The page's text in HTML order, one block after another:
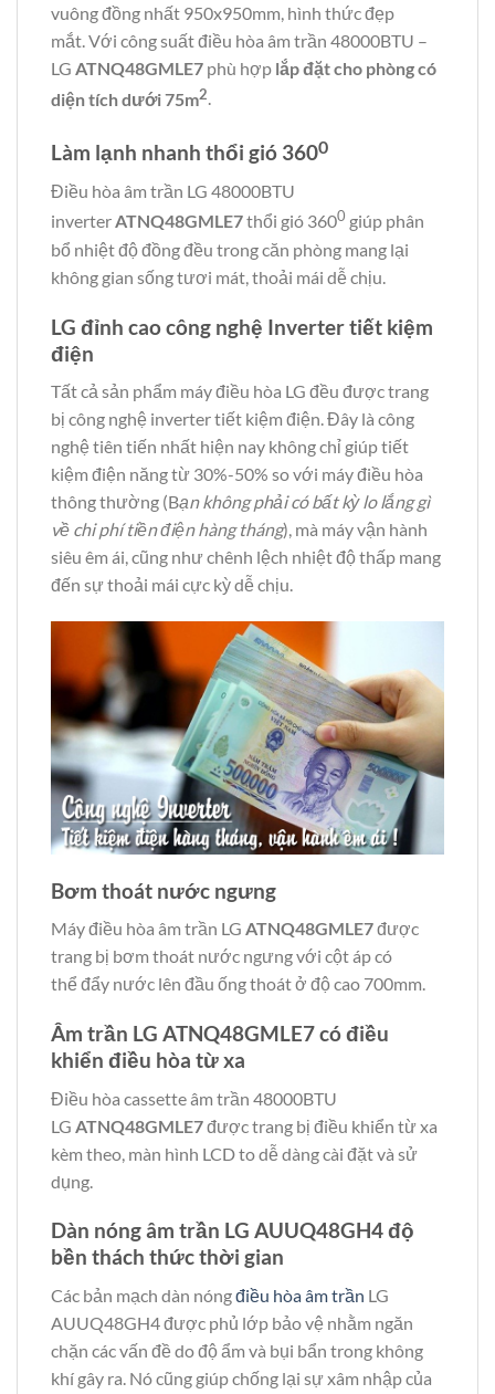
vuông đồng nhất 950x950mm, hình thức đẹp
mắt. Với công suất điều hòa âm trần 48000BTU –
LG ATNQ48GMLE7 phù hợp lắp đặt cho phòng có
diện tích dưới 75m2.
Làm lạnh nhanh thổi gió 3600
Điều hòa âm trần LG 48000BTU
inverterATNQ48GMLE7thổi gió 3600 giúp phân
bổ nhiệt độ đồng đều trong căn phòng mang lại
không gian sống tươi mát, thoải mái dễ chịu.
LG đỉnh cao công nghệ Inverter tiết kiệm
điện
Tất cả sản phẩm máy điều hòa LG đều được trang
bị công nghệ inverter tiết kiệm điện. Đây là công
nghệ tiên tiến nhất hiện nay không chỉ giúp tiết
kiệm điện năng từ 30%-50% so với máy điều hòa
thông thường (Bạn không phải có bất kỳ lo lắng gì
về chi phí tiền điện hàng tháng), mà máy vận hành
siêu êm ái, cũng như chênh lệch nhiệt độ thấp mang
đến sự thoải mái cực kỳ dễ chịu.
Bơm thoát nước ngưng
Máy điều hòa âm trần LG ATNQ48GMLE7được
trang bị bơm thoát nước ngưng với cột áp có
thể đẩy nước lên đầu ống thoát ở độ cao 700mm.
Âm trần LG ATNQ48GMLE7 có điều
khiển điều hòa từ xa
Điều hòa cassette âm trần 48000BTU
LG ATNQ48GMLE7được trang bị điều khiển từ xa
kèm theo, màn hình LCD to dễ dàng cài đặt và sử
dụng.
Dàn nóng âm trần LG AUUQ48GH4 độ
bền thách thức thời gian
Các bản mạch dàn nóngđiều hòa âm trần LG
AUUQ48GH4 được phủ lớp bảo vệ nhằm ngăn
chặn các vấn đề do độ ẩm và bụi bẩn trong không
khí gây ra. Nó cũng giúp chống lại sự xâm nhập của